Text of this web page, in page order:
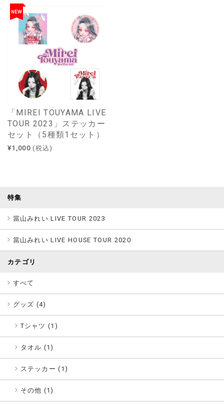
NEW
「MIREI TOUYAMA LIVE
TOUR 2023」ステッカー
セット（5種類1セット）
¥1,000 (税込)
特集
當山みれい LIVE TOUR 2023
當山みれい LIVE HOUSE TOUR 2020
カテゴリ
すべて
グッズ (4)
Tシャツ (1)
タオル (1)
ステッカー (1)
その他 (1)